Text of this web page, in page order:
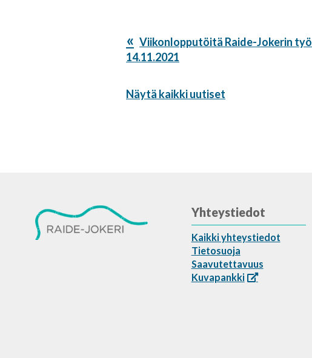
Edellinen
artikkeli:
Viikonlopputöitä Raide-Jokerin
14.11.2021
Näytä kaikki uutiset
Yhteystiedot
Kaikki yhteystiedot
Tietosuoja
Saavutettavuus
Kuvapankki